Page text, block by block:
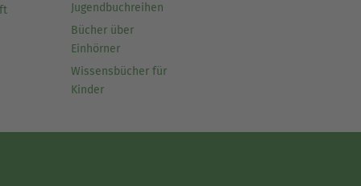
Jugendbuchreihen
Bücher über
Einhörner
Wissensbücher für
Kinder